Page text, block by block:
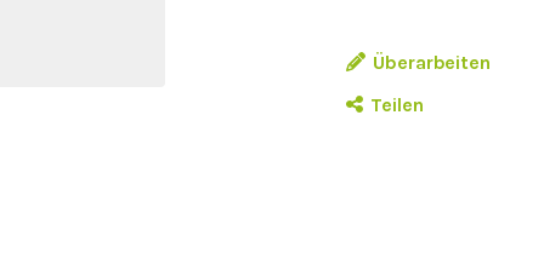
Überarbeiten
Teilen